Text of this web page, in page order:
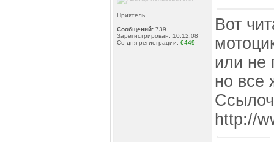
Приятель
Сообщений: 739
Зарегистрирован: 10.12.08
Со дня регистрации: 6449
Вот
или не
но все
http://